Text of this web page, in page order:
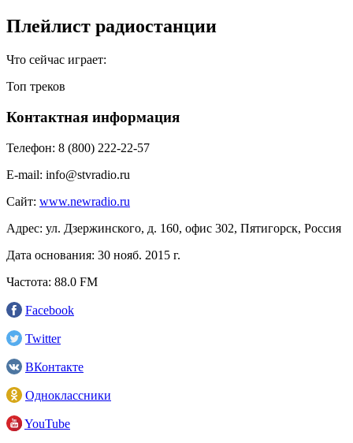
Плейлист радиостанции
Что сейчас играет:
Топ треков
Контактная информация
Телефон: 8 (800) 222-22-57
E-mail: info@stvradio.ru
Сайт: www.newradio.ru
Адрес: ул. Дзержинского, д. 160, офис 302, Пятигорск, Россия
Дата основания: 30 нояб. 2015 г.
Частота: 88.0 FM
Facebook
Twitter
ВКонтакте
Одноклассники
YouTube